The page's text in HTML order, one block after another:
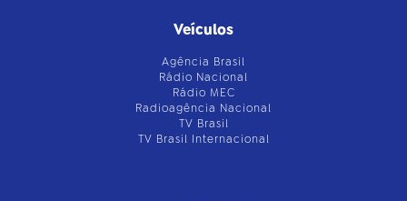
Veículos
Agência Brasil
Rádio Nacional
Rádio MEC
Radioagência Nacional
TV Brasil
TV Brasil Internacional